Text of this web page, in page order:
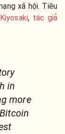
xã hội. Tiêu
, tác giả
in
more